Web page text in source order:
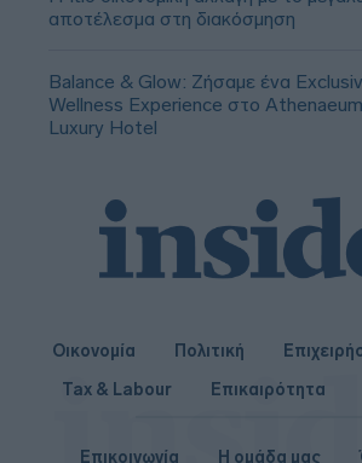
αποτέλεσμα στη διακόσμηση
Balance & Glow: Ζήσαμε ένα
Wellness Experience στο
Luxury Hotel
Οικονομία Πολιτική
Tax & Labour
Επικαιρότητα
Επικοινωνία Η ομάδα μας